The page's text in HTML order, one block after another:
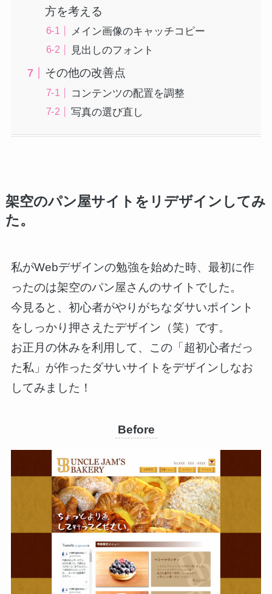
方を考える
メイン画像のキャッチコピー
見出しのフォント
その他の改善点
コンテンツの配置を調整
写真の選び直し
架空のパン屋サイトをリデザインしてみ
た。
私がWebデザインの勉強を始めた時、最初に作
ったのは架空のパン屋さんのサイトでした。
今見ると、初心者がやりがちなダサいポイント
をしっかり押さえたデザイン（笑）です。
お正月の休みを利用して、この「超初心者だっ
た私」が作ったダサいサイトをデザインしなお
してみました！
Before